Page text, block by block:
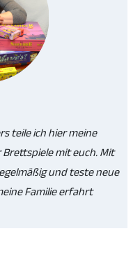
teile ich hier meine
mit euch. Mit
und teste neue
Familie erfahrt